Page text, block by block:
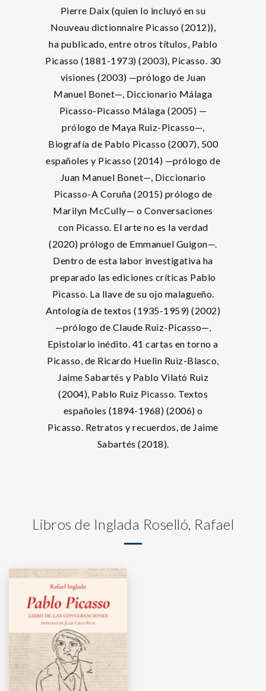
Pierre Daix (quien lo incluyó en su
Nouveau dictionnaire Picasso (2012)),
ha publicado, entre otros títulos, Pablo
Picasso (1881-1973) (2003), Picasso. 30
visiones (2003) —prólogo de Juan
Manuel Bonet—, Diccionario Málaga
Picasso-Picasso Málaga (2005) —
prólogo de Maya Ruiz-Picasso—,
Biografía de Pablo Picasso (2007), 500
españoles y Picasso (2014) —prólogo de
Juan Manuel Bonet—, Diccionario
Picasso-A Coruña (2015) prólogo de
Marilyn McCully— o Conversaciones
con Picasso. El arte no es la verdad
(2020) prólogo de Emmanuel Guigon—.
Dentro de esta labor investigativa ha
preparado las ediciones críticas Pablo
Picasso. La llave de su ojo malagueño.
Antología de textos (1935-1959) (2002)
—prólogo de Claude Ruiz-Picasso—,
Epistolario inédito. 41 cartas en torno a
Picasso, de Ricardo Huelin Ruiz-Blasco,
Jaime Sabartés y Pablo Vilató Ruiz
(2004), Pablo Ruiz Picasso. Textos
españoles (1894-1968) (2006) o
Picasso. Retratos y recuerdos, de Jaime
Sabartés (2018).
Libros de Inglada Roselló, Rafael